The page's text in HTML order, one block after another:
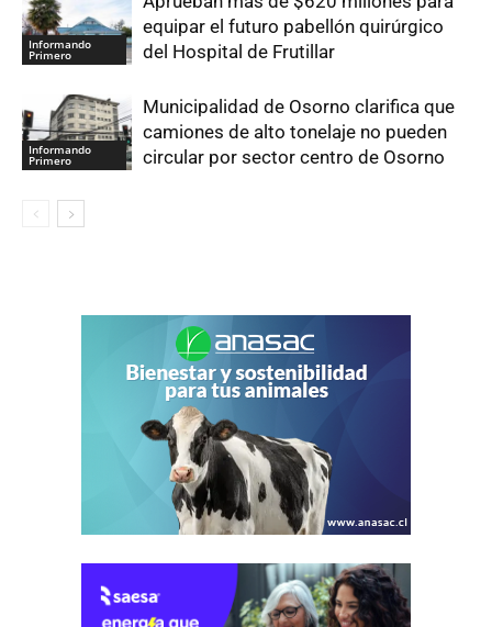
Informando
Primero
equipar el futuro pabellón quirúrgico
del Hospital de Frutillar
Informando
Primero
Municipalidad de Osorno clarifica que
camiones de alto tonelaje no pueden
circular por sector centro de Osorno